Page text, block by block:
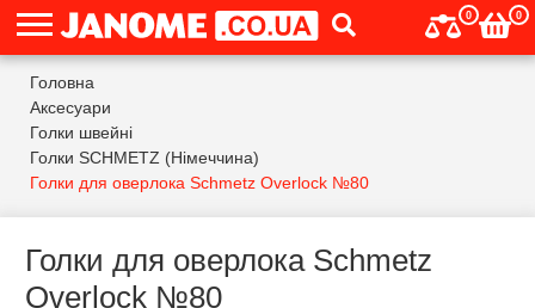
0 0
Головна
Аксесуари
Голки швейні
Голки SCHMETZ (Німеччина)
Голки для оверлока Schmetz Overlock №80
Голки для оверлока Schmetz
Overlock №80